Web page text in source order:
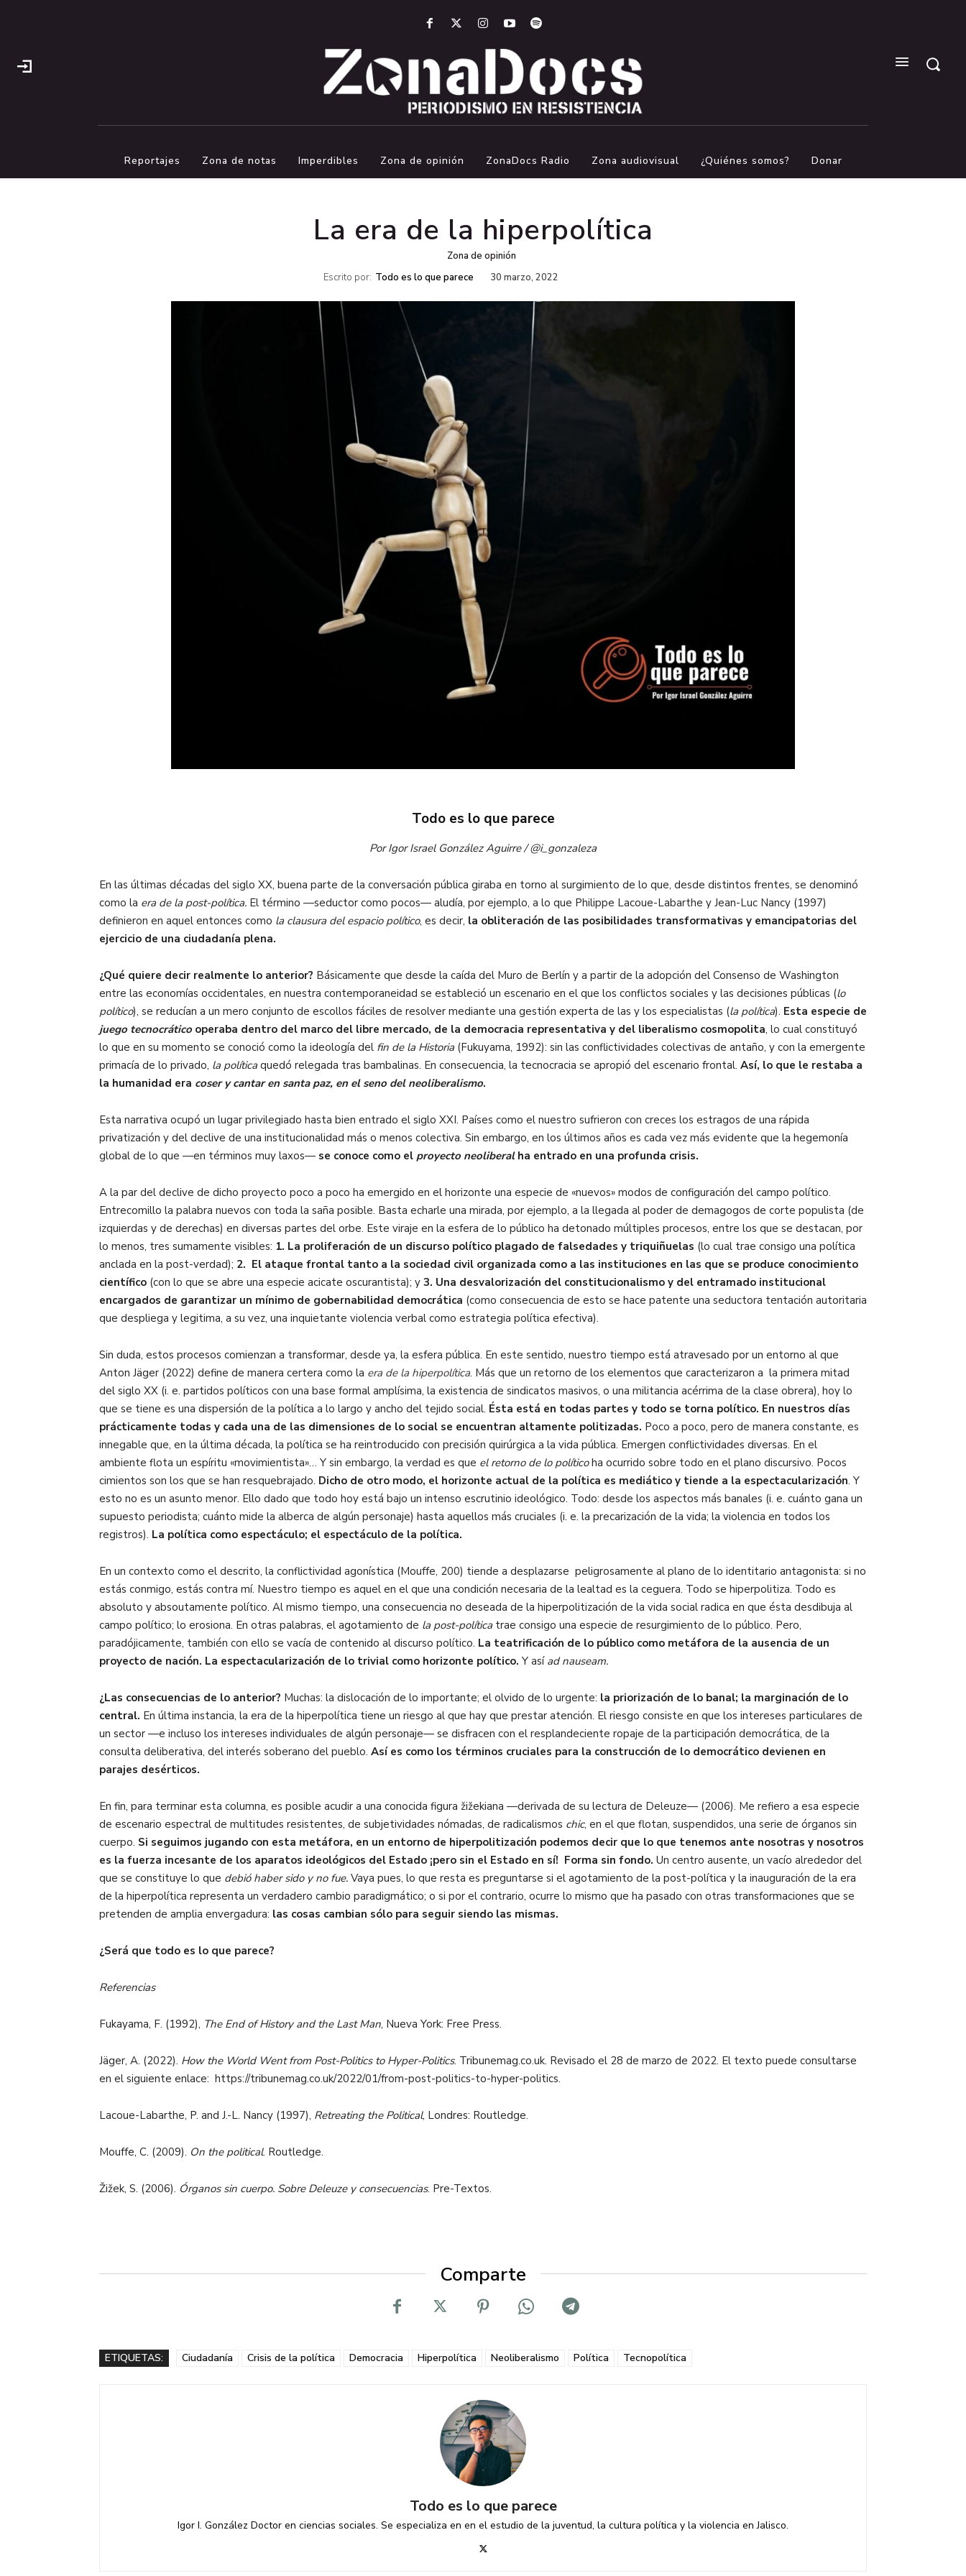
Reportajes Zona de notas Imperdibles Zona de opinión ZonaDocs Radio Zona audiovisual ¿Quiénes somos? Donar
La era de la hiperpolítica
Zona de opinión
Escrito por: Todo es lo que parece 30 marzo, 2022
Todo es lo que parece
Por Igor Israel González Aguirre /@i_gonzaleza
En las últimas décadas del siglo XX, buena parte de la conversación pública giraba en torno al surgimiento de lo que, desde distintos frentes, se denominó
como la era de la post-política. El término —seductor como pocos— aludía, por ejemplo, a lo que Philippe Lacoue-Labarthe y Jean-Luc Nancy (1997)
definieron en aquel entonces como la clausura del espacio político, es decir, la obliteración de las posibilidades transformativas y emancipatorias del
ejercicio de una ciudadanía plena.
¿Qué quiere decir realmente lo anterior? Básicamente que desde la caída del Muro de Berlín y a partir de la adopción del Consenso de Washington
entre las economías occidentales, en nuestra contemporaneidad se estableció un escenario en el que los conflictos sociales y las decisiones públicas (lo
político), se reducían a un mero conjunto de escollos fáciles de resolver mediante una gestión experta de las y los especialistas (la política). Esta especie de
juego tecnocrático operaba dentro del marco del libre mercado, de la democracia representativa y del liberalismo cosmopolita, lo cual constituyó
lo que en su momento se conoció como la ideología del fin de la Historia(Fukuyama, 1992): sin las conflictividades colectivas de antaño, y con la emergente
primacía de lo privado, la políticaquedó relegada tras bambalinas. En consecuencia, la tecnocracia se apropió del escenario frontal. Así, lo que le restaba a
la humanidad era coser y cantar en santa paz, en el seno del neoliberalismo.
Esta narrativa ocupó un lugar privilegiado hasta bien entrado el siglo XXI. Países como el nuestro sufrieron con creces los estragos de una rápida
privatización y del declive de una institucionalidad más o menos colectiva. Sin embargo, en los últimos años es cada vez más evidente que la hegemonía
global de lo que —en términos muy laxos— se conoce como el proyecto neoliberalha entrado en una profunda crisis.
A la par del declive de dicho proyecto poco a poco ha emergido en el horizonte una especie de «nuevos» modos de configuración del campo político.
Entrecomillo la palabra nuevos con toda la saña posible. Basta echarle una mirada, por ejemplo, a la llegada al poder de demagogos de corte populista (de
izquierdas y de derechas) en diversas partes del orbe. Este viraje en la esfera de lo público ha detonado múltiples procesos, entre los que se destacan, por
lo menos, tres sumamente visibles: 1. La proliferación de un discurso político plagado de falsedades y triquiñuelas (lo cual trae consigo una política
anclada en la post-verdad); 2. El ataque frontal tanto a la sociedad civil organizada como a las instituciones en las que se produce conocimiento
científico (con lo que se abre una especie acicate oscurantista); y 3. Una desvalorización del constitucionalismo y del entramado institucional
encargados de garantizar un mínimo de gobernabilidad democrática (como consecuencia de esto se hace patente una seductora tentación autoritaria
que despliega y legitima, a su vez, una inquietante violencia verbal como estrategia política efectiva).
Sin duda, estos procesos comienzan a transformar, desde ya, la esfera pública. En este sentido, nuestro tiempo está atravesado por un entorno al que
Anton Jäger (2022) define de manera certera como la era de la hiperpolítica. Más que un retorno de los elementos que caracterizaron a la primera mitad
del siglo XX (i. e. partidos políticos con una base formal amplísima, la existencia de sindicatos masivos, o una militancia acérrima de la clase obrera), hoy lo
que se tiene es una dispersión de la política a lo largo y ancho del tejido social. Ésta está en todas partes y todo se torna político. En nuestros días
prácticamente todas y cada una de las dimensiones de lo social se encuentran altamente politizadas. Poco a poco, pero de manera constante, es
innegable que, en la última década, la política se ha reintroducido con precisión quirúrgica a la vida pública. Emergen conflictividades diversas. En el
ambiente flota un espíritu «movimientista»… Y sin embargo, la verdad es que el retorno de lo políticoha ocurrido sobre todo en el plano discursivo. Pocos
cimientos son los que se han resquebrajado. Dicho de otro modo, el horizonte actual de la política es mediático y tiende a la espectacularización. Y
esto no es un asunto menor. Ello dado que todo hoy está bajo un intenso escrutinio ideológico. Todo: desde los aspectos más banales (i. e. cuánto gana un
supuesto periodista; cuánto mide la alberca de algún personaje) hasta aquellos más cruciales (i. e. la precarización de la vida; la violencia en todos los
registros). La política como espectáculo; el espectáculo de la política.
En un contexto como el descrito, la conflictividad agonística (Mouffe, 200) tiende a desplazarse peligrosamente al plano de lo identitario antagonista: si no
estás conmigo, estás contra mí. Nuestro tiempo es aquel en el que una condición necesaria de la lealtad es la ceguera. Todo se hiperpolitiza. Todo es
absoluto y absoutamente político. Al mismo tiempo, una consecuencia no deseada de la hiperpolitización de la vida social radica en que ésta desdibuja al
campo político; lo erosiona. En otras palabras, el agotamiento de la post-política trae consigo una especie de resurgimiento de lo público. Pero,
paradójicamente, también con ello se vacía de contenido al discurso político. La teatrificación de lo público como metáfora de la ausencia de un
proyecto de nación. La espectacularización de lo trivial como horizonte político. Y así ad nauseam.
¿Las consecuencias de lo anterior? Muchas: la dislocación de lo importante; el olvido de lo urgente: la priorización de lo banal; la marginación de lo
central. En última instancia, la era de la hiperpolítica tiene un riesgo al que hay que prestar atención. El riesgo consiste en que los intereses particulares de
un sector —e incluso los intereses individuales de algún personaje— se disfracen con el resplandeciente ropaje de la participación democrática, de la
consulta deliberativa, del interés soberano del pueblo. Así es como los términos cruciales para la construcción de lo democrático devienen en
parajes desérticos.
En fin, para terminar esta columna, es posible acudir a una conocida figura žižekiana —derivada de su lectura de Deleuze— (2006). Me refiero a esa especie
de escenario espectral de multitudes resistentes, de subjetividades nómadas, de radicalismos chic, en el que flotan, suspendidos, una serie de órganos sin
cuerpo. Si seguimos jugando con esta metáfora, en un entorno de hiperpolitización podemos decir que lo que tenemos ante nosotras y nosotros
es la fuerza incesante de los aparatos ideológicos del Estado ¡pero sin el Estado en sí! Forma sin fondo. Un centro ausente, un vacío alrededor del
que se constituye lo que debió haber sido y no fue. Vaya pues, lo que resta es preguntarse si el agotamiento de la post-política y la inauguración de la era
de la hiperpolítica representa un verdadero cambio paradigmático; o si por el contrario, ocurre lo mismo que ha pasado con otras transformaciones que se
pretenden de amplia envergadura: las cosas cambian sólo para seguir siendo las mismas.
¿Será que todo es lo que parece?
Referencias
Fukayama, F. (1992), The End of History and the Last Man, Nueva York: Free Press.
Jäger, A. (2022). How the World Went from Post-Politics to Hyper-Politics. Tribunemag.co.uk. Revisado el 28 de marzo de 2022. El texto puede consultarse
en el siguiente enlace: https://tribunemag.co.uk/2022/01/from-post-politics-to-hyper-politics.
Lacoue-Labarthe, P. and J.-L. Nancy (1997), Retreating the Political, Londres: Routledge.
Mouffe, C. (2009). On the political. Routledge.
Žižek, S. (2006). Órganos sin cuerpo. Sobre Deleuze y consecuencias. Pre-Textos.
Comparte
ETIQUETAS: Ciudadanía Crisis de la política Democracia Hiperpolítica Neoliberalismo Política Tecnopolítica
Todo es lo que parece
Igor I. González Doctor en ciencias sociales. Se especializa en en el estudio de la juventud, la cultura política y la violencia en Jalisco.